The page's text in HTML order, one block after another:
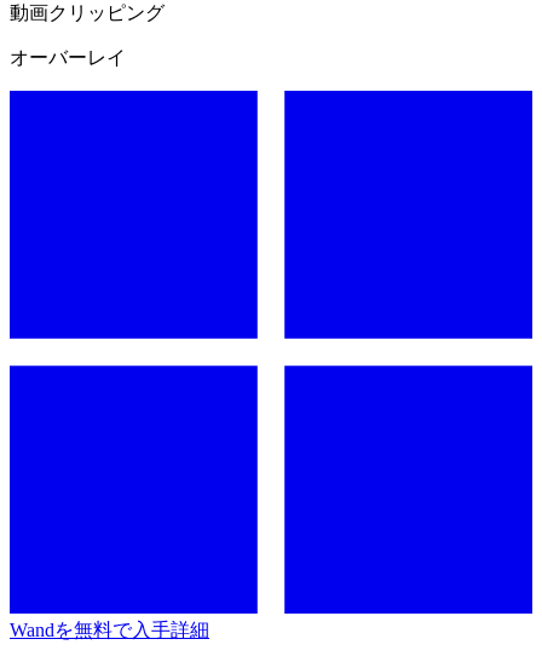
動画クリッピング
オーバーレイ
Wandを無料で入手詳細